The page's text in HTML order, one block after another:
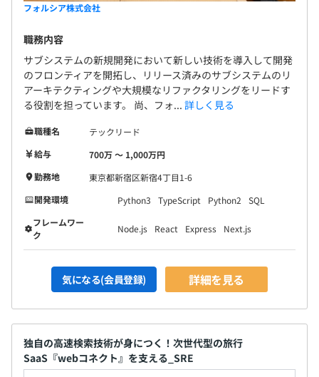
フォルシア株式会社
職務内容
サブシステムの新規開発において新しい技術を導入して開発
のフロンティアを開拓し、リリース済みのサブシステムのリ
アーキテクティングや大規模なリファクタリングをリードす
る役割を担っています。 尚、フォ... 詳しく見る
職種名
テックリード
給与
700万 〜 1,000万円
勤務地
東京都新宿区新宿4丁目1-6
開発環境
Python3 TypeScript Python2
SQL
フレームワー
ク
Node.js React Express Next.js
気になる(会員登録) 詳細を見る
独自の高速検索技術が身につく！次世代型の旅行
SaaS『webコネクト』を支える_SRE